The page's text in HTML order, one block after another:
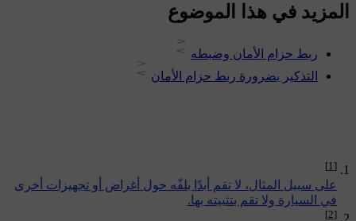
[1]
على سبيل المثال، لا تقم أبدًا بلفّه حول أغراض أو تجهيزات أخرى
في السيارة ولا تقم بتثبيته بها.
[2]
المزيد في هذا الموضوع
ربط حزام الأمان وضبطه
التذكير بضرورة ربط حزام الأمان